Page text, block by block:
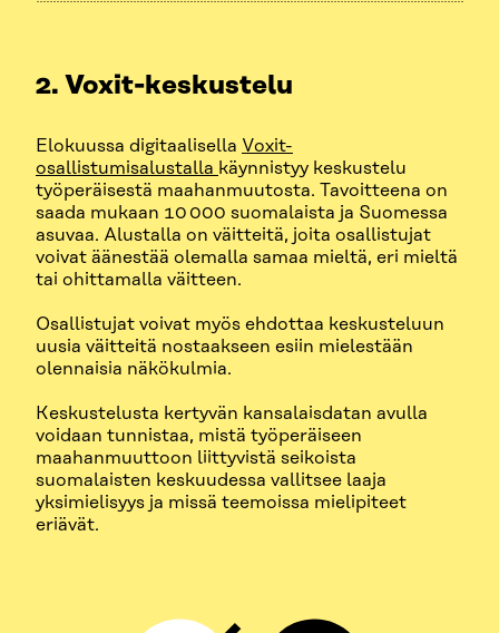
2. Voxit-keskustelu
Elokuussa digitaalisella Voxit-
osallistumisalustalla käynnistyy keskustelu
työperäisestä maahanmuutosta. Tavoitteena on
saada mukaan 10 000 suomalaista ja Suomessa
asuvaa. Alustalla on väitteitä, joita osallistujat
voivat äänestää olemalla samaa mieltä, eri mieltä
tai ohittamalla väitteen.
Osallistujat voivat myös ehdottaa keskusteluun
uusia väitteitä nostaakseen esiin mielestään
olennaisia näkökulmia.
Keskustelusta kertyvän kansalaisdatan avulla
voidaan tunnistaa, mistä työperäiseen
maahanmuuttoon liittyvistä seikoista
suomalaisten keskuudessa vallitsee laaja
yksimielisyys ja missä teemoissa mielipiteet
eriävät.